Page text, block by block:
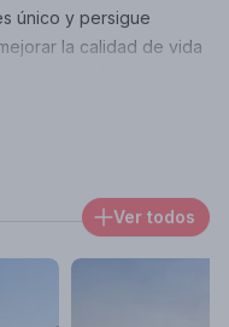
único y persigue
la calidad de vida
de diseño y
Ver todos